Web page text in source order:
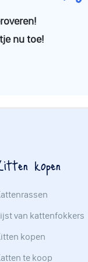
nu toe!
kopen
van kattenfokkers
kopen
te koop